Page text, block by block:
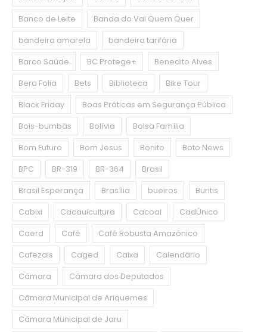
Banco de Leite
Banda do Vai Quem Quer
bandeira amarela
bandeira tarifária
Barco Saúde
BC Protege+
Benedito Alves
Bera Folia
Bets Biblioteca
Bike Tour
Black Friday
Boas Práticas em Segurança Pública
Bois-bumbás
Bolívia
Bolsa Família
Bom Futuro
Bom Jesus Bonito
Boto News
BPC
BR-319 BR-364
Brasil
Brasil Esperança
Brasília bueiros
Buritis
Cabixi
Cacauicultura Cacoal
CadÚnico
Caerd
Café
Café Robusta Amazônico
Cafezais
Caged Caixa
Calendário
Câmara
Câmara dos Deputados
Câmara Municipal de Ariquemes
Câmara Municipal de Jaru